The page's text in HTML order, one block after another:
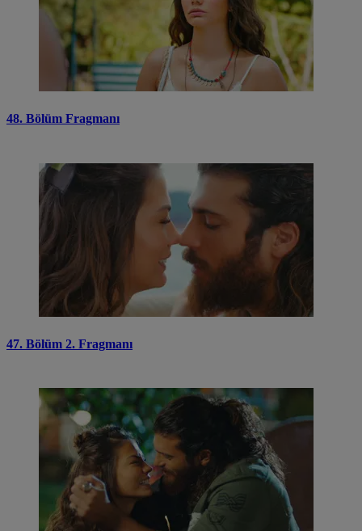
48. Bölüm Fragmanı
47. Bölüm 2. Fragmanı